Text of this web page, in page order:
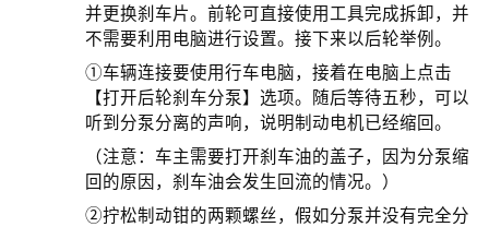
并更换刹车片。前轮可直接使用工具完成拆卸，并
不需要利用电脑进行设置。接下来以后轮举例。
①车辆连接要使用行车电脑，接着在电脑上点击
【打开后轮刹车分泵】选项。随后等待五秒，可以
听到分泵分离的声响，说明制动电机已经缩回。
（注意：车主需要打开刹车油的盖子，因为分泵缩
回的原因，刹车油会发生回流的情况。）
②拧松制动钳的两颗螺丝，假如分泵并没有完全分